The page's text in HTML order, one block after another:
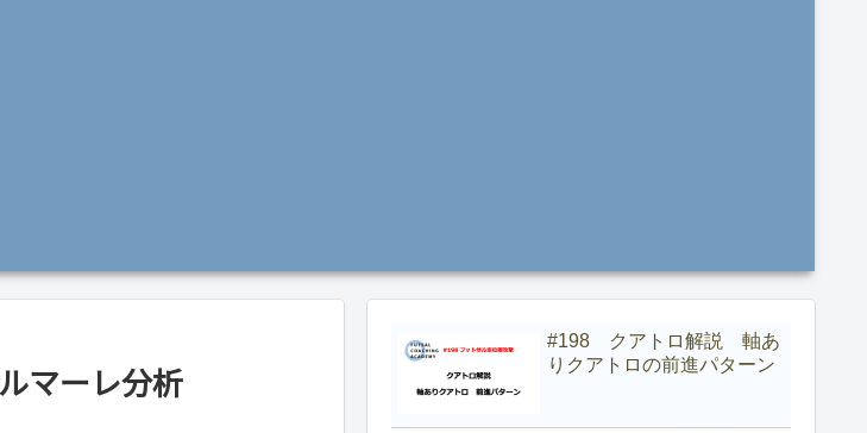
マーレ分析
#198 クアトロ解説 軸あ
りクアトロの前進パターン